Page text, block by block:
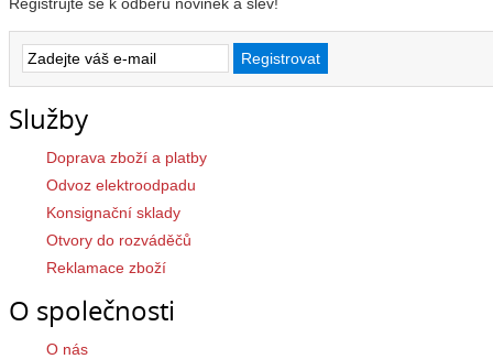
Služby
Doprava zboží a platby
Odvoz elektroodpadu
Konsignační sklady
Otvory do rozváděčů
Reklamace zboží
O společnosti
O nás